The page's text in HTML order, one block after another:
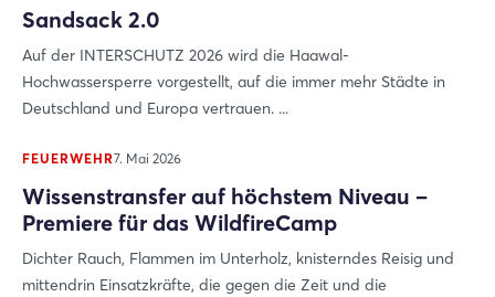
Sandsack 2.0
Auf der INTERSCHUTZ 2026 wird die Haawal-
Hochwassersperre vorgestellt, auf die immer mehr Städte in
Deutschland und Europa vertrauen. ...
FEUERWEHR7. Mai 2026
Wissenstransfer auf höchstem Niveau –
Premiere für das WildfireCamp
Dichter Rauch, Flammen im Unterholz, knisterndes Reisig und
mittendrin Einsatzkräfte, die gegen die Zeit und die